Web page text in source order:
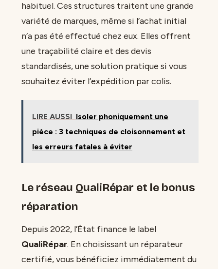
habituel. Ces structures traitent une grande
variété de marques, même si l’achat initial
n’a pas été effectué chez eux. Elles offrent
une traçabilité claire et des devis
standardisés, une solution pratique si vous
souhaitez éviter l’expédition par colis.
LIRE AUSSI Isoler phoniquement une
pièce : 3 techniques de cloisonnement et
les erreurs fatales à éviter
Le réseau QualiRépar et le bonus
réparation
Depuis 2022, l’État finance le label
QualiRépar. En choisissant un réparateur
certifié, vous bénéficiez immédiatement du